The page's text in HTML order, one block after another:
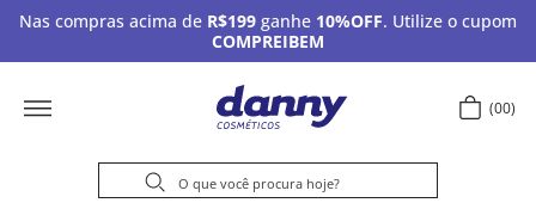
Nas compras acima de R$199 ganhe 10%OFF. Utilize o cupom
COMPREIBEM
00